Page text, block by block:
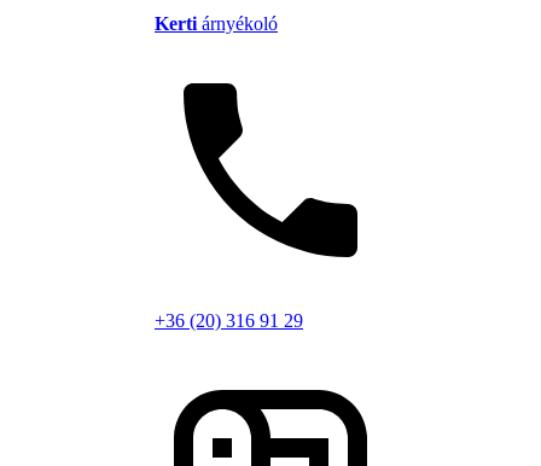
Kerti árnyékoló
+36 (20) 316 91 29